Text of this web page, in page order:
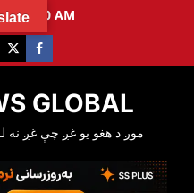
5:04:41 AM
Facebook
GLOBAL
»